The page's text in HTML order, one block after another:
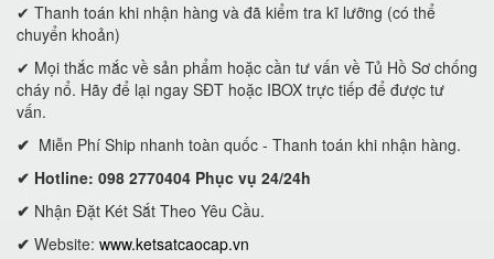
✔ Thanh toán khi nhận hàng và đã kiểm tra kĩ lưỡng (có thể
chuyển khoản)
✔ Mọi thắc mắc về sản phẩm hoặc cần tư vấn về Tủ Hồ Sơ chống
cháy nổ. Hãy để lại ngay SĐT hoặc IBOX trực tiếp để được tư
vấn.
✔ Miễn Phí Ship nhanh toàn quốc - Thanh toán khi nhận hàng.
✔ Hotline: 098 2770404 Phục vụ 24/24h
✔ Nhận Đặt Két Sắt Theo Yêu Cầu.
✔ Website: www.ketsatcaocap.vn